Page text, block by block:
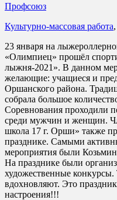
Профсоюз
Культурно-массовая работа,
23 января на
«Олимпиец» прошёл
лыжня-2021». В данном
желающие: учащиеся и
Оршанского района.
собрала большое
Соревнования проходили
среди мужчин и женщин.
школа 17 г. Орши» также
празднике. Самыми
мероприятия были
На празднике были
художественные
вдохновляют. Это
настроения!!!